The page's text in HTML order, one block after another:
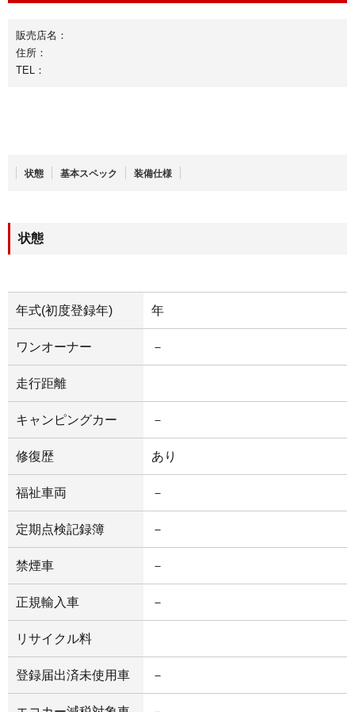
販売店名：
住所：
TEL：
状態 基本スペック 装備仕様
状態
年式(初度登録年) 年
ワンオーナー －
走行距離
キャンピングカー －
修復歴 あり
福祉車両 －
定期点検記録簿 －
禁煙車 －
正規輸入車 －
リサイクル料
登録届出済未使用車 －